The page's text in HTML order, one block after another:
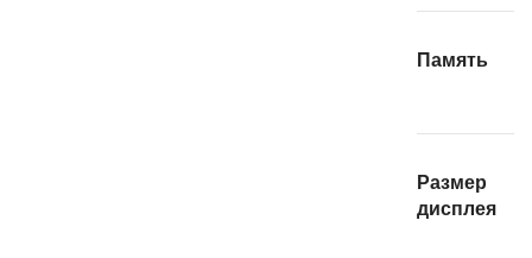
Память
Размер
дисплея